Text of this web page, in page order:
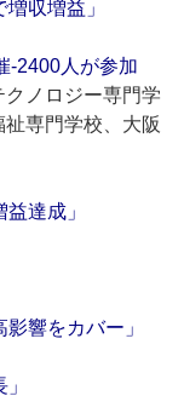
収増益」
‐2400人が参加
ノロジー専門学
専門学校、大阪
達成」
響をカバー」